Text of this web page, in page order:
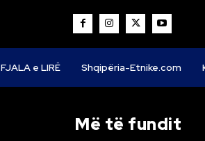
FJALA e LIRË Shqipëria-Etnike.com
Më të fundit